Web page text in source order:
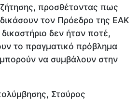
προσθέτοντας πως
τον Πρόεδρο της ΕΑΚ
δεν ήταν ποτέ,
το πραγματικό πρόβλημα
να συμβάλουν στην
Σταύρος